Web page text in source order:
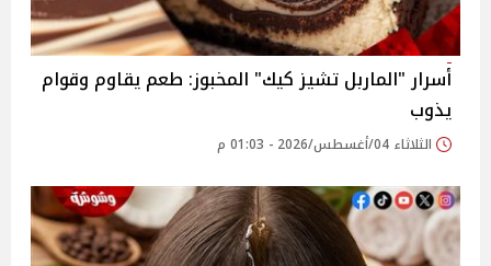
أسرار "الماربل تشيز كيك" المخبوز: طعم يقاوم وقوام
يذوب
الثلاثاء 04/أغسطس/2026 - 01:03 م